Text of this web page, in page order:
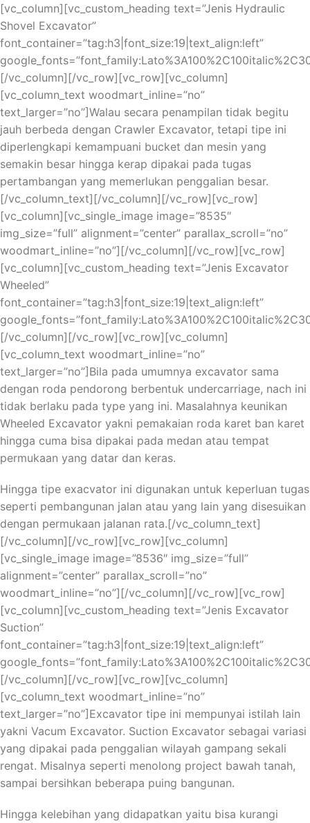
Учимся Выигрывать в Блэкджек и Рулетку в Starda
Казино для Россиян – это подробное
которое поможет вам стать успешным игроком в эти
популярные азартные игры. В Starda Казино вы найдете
широкий выбор столов с различными ставками, что
позволит вам выбрать подходящий уровень для игры.
Независимо от вашего опыта, вам будет полезно
ознакомиться с нашими советами и стратегиями,
которые помогут вам повысить свои шансы на
выигрыш.
Для игры в Блэкджек важно знать правила и основные
стратегии. В нашем описании вы найдете подробное
объяснение правил игры и основных действий,
которые вы можете предпринять в каждой ситуации.
Мы также поделимся с вами эффективными
стратегиями, которые помогут вам принимать
правильные решения и увеличить свои шансы на
победу. Не забывайте, что в Блэкджеке важно уметь
контролировать свои эмоции и умело распределять
свои ставки, чтобы долгосрочно оставаться в
выигрыше.
В рулетке также существуют стратегии, которые
могут помочь вам увеличить свои выигрыши. В нашем
описании вы найдете объяснение различных типов
ставок и их вероятностей выпадения, а также советы
расскажем вам о различных системах ставок, которые
могут помочь вам увеличить свои шансы на победу.
Однако, не забывайте, что рулетка – игра случая, и
никакая стратегия не гарантирует 100% выигрыша.
Важно играть ответственно и уметь остановиться
вовремя.
Основные правила и особенности
игры в блэкджек и рулетку в Starda
Казино
Старда Казино – это идеальное место для российских
игроков, желающих научиться выигрывать в блэкджек
и рулетку. Казино предлагает широкий выбор игр и
возможность играть с настоящими дилерами,
создавая атмосферу настоящего казино. В Starda
Казино для Россиян вы сможете насладиться
и при этом повысить свои шансы на выигрыш.
[vc_column][vc_custom_heading text=”Jenis Hydraulic
Shovel Excavator”
font_container=”tag:h3|font_size:19|text_align:left”
[/vc_column][/vc_row][vc_row][vc_column]
[vc_column_text woodmart_inline=”no”
text_larger=”no”]Walau secara penampilan tidak begitu
jauh berbeda dengan Crawler Excavator, tetapi tipe ini
diperlengkapi kemampuani bucket dan mesin yang
semakin besar hingga kerap dipakai pada tugas
pertambangan yang memerlukan penggalian besar.
[/vc_column_text][/vc_column][/vc_row][vc_row]
[vc_column][vc_single_image image=”8535″
img_size=”full” alignment=”center” parallax_scroll=”no”
woodmart_inline=”no”][/vc_column][/vc_row][vc_row]
[vc_column][vc_custom_heading text=”Jenis Excavator
Wheeled”
font_container=”tag:h3|font_size:19|text_align:left”
[/vc_column][/vc_row][vc_row][vc_column]
[vc_column_text woodmart_inline=”no”
text_larger=”no”]Bila pada umumnya excavator sama
dengan roda pendorong berbentuk undercarriage, nach ini
tidak berlaku pada type yang ini. Masalahnya keunikan
Wheeled Excavator yakni pemakaian roda karet ban karet
hingga cuma bisa dipakai pada medan atau tempat
permukaan yang datar dan keras.
Hingga tipe exacvator ini digunakan untuk keperluan tugas
seperti pembangunan jalan atau yang lain yang disesuikan
dengan permukaan jalanan rata.[/vc_column_text]
[/vc_column][/vc_row][vc_row][vc_column]
[vc_single_image image=”8536″ img_size=”full”
alignment=”center” parallax_scroll=”no”
woodmart_inline=”no”][/vc_column][/vc_row][vc_row]
[vc_column][vc_custom_heading text=”Jenis Excavator
Suction”
font_container=”tag:h3|font_size:19|text_align:left”
[/vc_column][/vc_row][vc_row][vc_column]
[vc_column_text woodmart_inline=”no”
text_larger=”no”]Excavator tipe ini mempunyai istilah lain
yakni Vacum Excavator. Suction Excavator sebagai variasi
yang dipakai pada penggalian wilayah gampang sekali
rengat. Misalnya seperti menolong project bawah tanah,
sampai bersihkan beberapa puing bangunan.
Hingga kelebihan yang didapatkan yaitu bisa kurangi